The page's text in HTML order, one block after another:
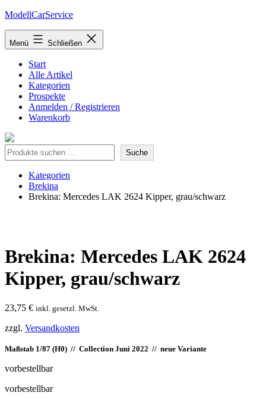
Zum
springen
ModellCarService
Menü Schließen
Start
Alle Artikel
Kategorien
Prospekte
Anmelden / Registrieren
Warenkorb
Suche Suche
Kategorien
Brekina
Brekina: Mercedes LAK 2624 Kipper, grau/schwarz
Brekina: Mercedes LAK 2624
Kipper, grau/schwarz
23,75 € inkl. gesetzl. MwSt.
zzgl. Versandkosten
Maßstab 1/87 (H0) // Collection Juni 2022 // neue Variante
vorbestellbar
vorbestellbar